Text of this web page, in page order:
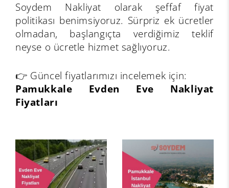
Soydem Nakliyat olarak şeffaf fiyat
politikası benimsiyoruz. Sürpriz ek ücretler
olmadan, başlangıçta verdiğimiz teklif
neyse o ücretle hizmet sağlıyoruz.
👉 Güncel fiyatlarımızı incelemek için:
Pamukkale Evden Eve Nakliyat
Fiyatları